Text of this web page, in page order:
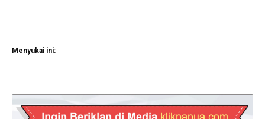
Menyukai ini: